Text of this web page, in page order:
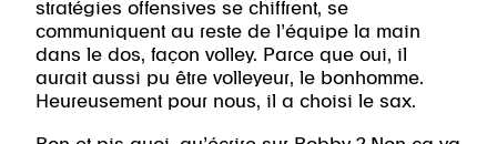
stratégies offensives se chiffrent, se
communiquent au reste de l’équipe la main
dans le dos, façon volley. Parce que oui, il
aurait aussi pu être volleyeur, le bonhomme.
Heureusement pour nous, il a choisi le sax.